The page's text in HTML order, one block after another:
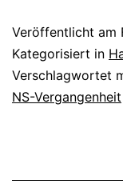
Veröffentlicht am
Kategorisiert in
Verschlagwortet
NS-Vergangenheit